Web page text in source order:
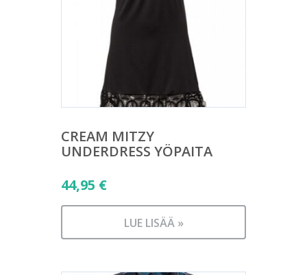
CREAM MITZY
UNDERDRESS YÖPAITA
44,95 €
LUE LISÄÄ »